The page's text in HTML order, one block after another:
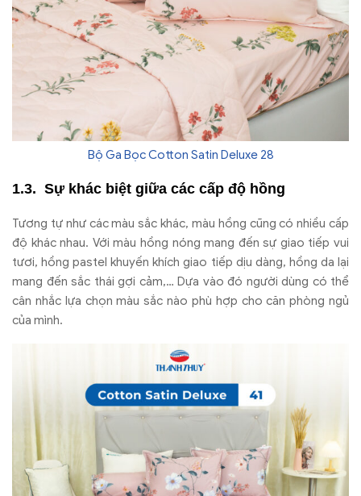
Bộ Ga Bọc Cotton Satin Deluxe 28
Sự khác biệt giữa các cấp độ hồng
Tương tự như các màu sắc khác, màu hồng cũng có nhiều cấp
độ khác nhau. Với màu hồng nóng mang đến sự giao tiếp vui
tươi, hồng pastel khuyến khích giao tiếp dịu dàng, hồng da lại
mang đến sắc thái gợi cảm,… Dựa vào đó người dùng có thể
cân nhắc lựa chọn màu sắc nào phù hợp cho căn phòng ngủ
của mình.